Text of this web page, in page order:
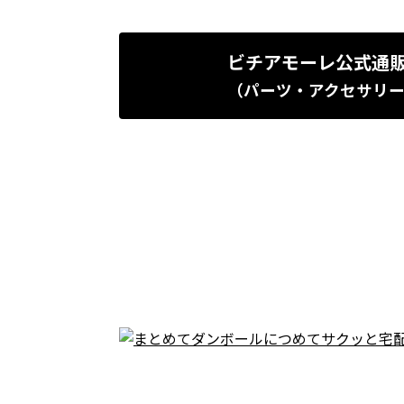
ビチアモーレ公式通
（パーツ・アクセサリ